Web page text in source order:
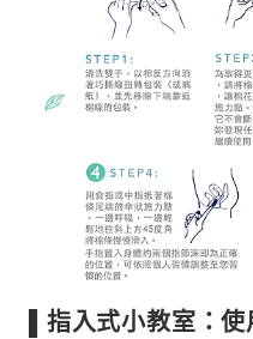
▌指入式小教室：